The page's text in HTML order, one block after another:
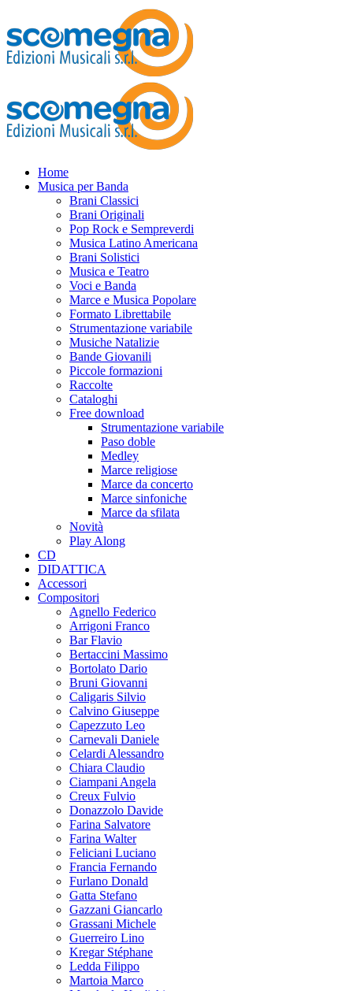
Home
Musica per Banda
Brani Classici
Brani Originali
Pop Rock e Sempreverdi
Musica Latino Americana
Brani Solistici
Musica e Teatro
Voci e Banda
Marce e Musica Popolare
Formato Librettabile
Strumentazione variabile
Musiche Natalizie
Bande Giovanili
Piccole formazioni
Raccolte
Cataloghi
Free download
Strumentazione variabile
Paso doble
Medley
Marce religiose
Marce da concerto
Marce sinfoniche
Marce da sfilata
Novità
Play Along
CD
DIDATTICA
Accessori
Compositori
Agnello Federico
Arrigoni Franco
Bar Flavio
Bertaccini Massimo
Bortolato Dario
Bruni Giovanni
Caligaris Silvio
Calvino Giuseppe
Capezzuto Leo
Carnevali Daniele
Celardi Alessandro
Chiara Claudio
Ciampani Angela
Creux Fulvio
Donazzolo Davide
Farina Salvatore
Farina Walter
Feliciani Luciano
Francia Fernando
Furlano Donald
Gatta Stefano
Gazzani Giancarlo
Grassani Michele
Guerreiro Lino
Kregar Stéphane
Ledda Filippo
Martoia Marco